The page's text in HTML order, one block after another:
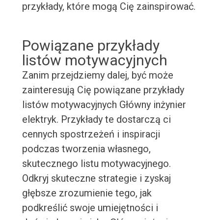
przykłady, które mogą Cię zainspirować.
Powiązane przykłady
listów motywacyjnych
Zanim przejdziemy dalej, być może
zainteresują Cię powiązane przykłady
listów motywacyjnych Główny inżynier
elektryk. Przykłady te dostarczą ci
cennych spostrzeżeń i inspiracji
podczas tworzenia własnego,
skutecznego listu motywacyjnego.
Odkryj skuteczne strategie i zyskaj
głębsze zrozumienie tego, jak
podkreślić swoje umiejętności i